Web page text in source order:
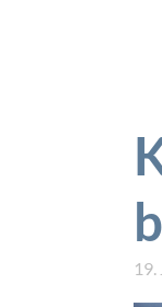
19.